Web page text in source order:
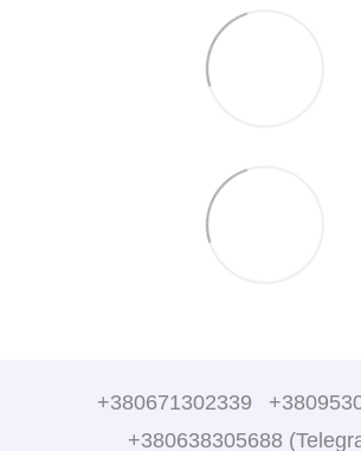
+380671302339
+380638305688